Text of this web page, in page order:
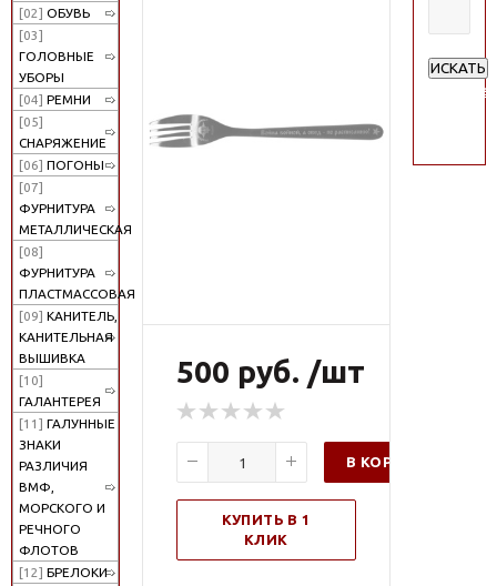
[02] ОБУВЬ
[03]
ГОЛОВНЫЕ
УБОРЫ
[04] РЕМНИ
[05]
СНАРЯЖЕНИЕ
[06] ПОГОНЫ
[07]
ФУРНИТУРА
МЕТАЛЛИЧЕСКАЯ
[08]
ФУРНИТУРА
ПЛАСТМАССОВАЯ
[09] КАНИТЕЛЬ,
КАНИТЕЛЬНАЯ
ВЫШИВКА
[10]
ГАЛАНТЕРЕЯ
[11] ГАЛУННЫЕ
ЗНАКИ
РАЗЛИЧИЯ
ВМФ,
МОРСКОГО И
РЕЧНОГО
ФЛОТОВ
[12] БРЕЛОКИ
500 руб. /шт
В КОРЗИНУ
КУПИТЬ В 1
КЛИК
ИСКАТЬ